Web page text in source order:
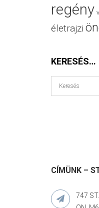
regény
életrajzi
KERESÉS…
CÍMÜNK –
747